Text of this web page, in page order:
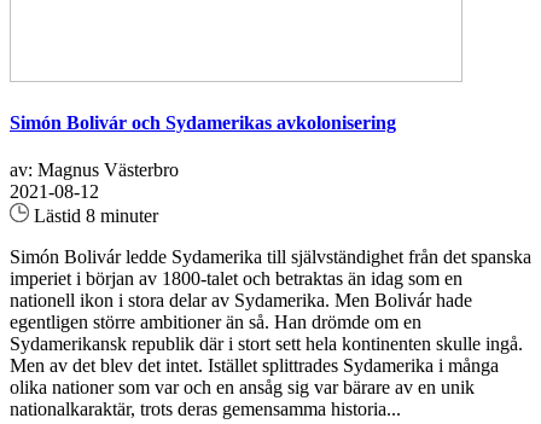
Simón Bolivár och Sydamerikas avkolonisering
av: Magnus Västerbro
2021-08-12
Lästid 8 minuter
Simón Bolivár ledde Sydamerika till självständighet från det spanska
imperiet i början av 1800-talet och betraktas än idag som en
nationell ikon i stora delar av Sydamerika. Men Bolivár hade
egentligen större ambitioner än så. Han drömde om en
Sydamerikansk republik där i stort sett hela kontinenten skulle ingå.
Men av det blev det intet. Istället splittrades Sydamerika i många
olika nationer som var och en ansåg sig var bärare av en unik
nationalkaraktär, trots deras gemensamma historia...